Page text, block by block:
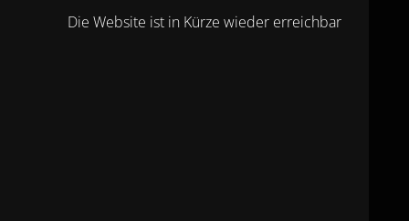
Die Website ist in Kürze wieder erreichbar